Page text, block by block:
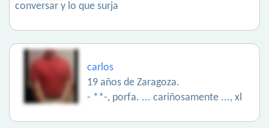
conversar y lo que surja
carlos
19 años de Zaragoza.
- **-, porfa. ... cariñosamente ..., xl